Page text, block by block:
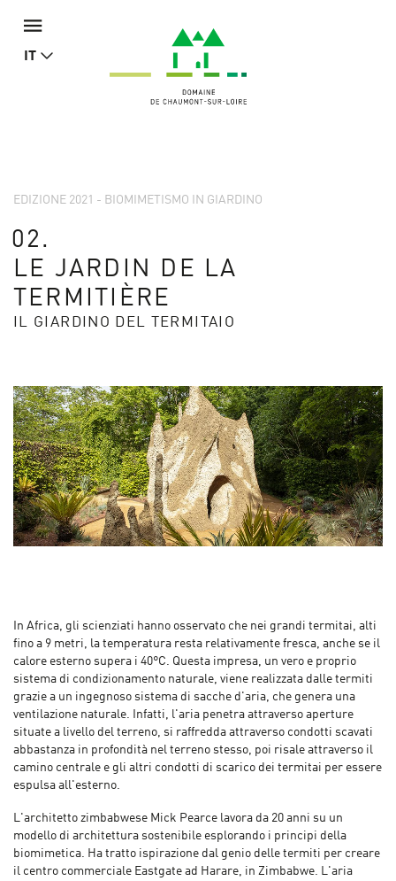
IT
EDIZIONE 2021 - BIOMIMETISMO IN GIARDINO
02.
LE JARDIN DE LA
TERMITIÈRE
IL GIARDINO DEL TERMITAIO
In Africa, gli scienziati hanno osservato che nei grandi termitai, alti
fino a 9 metri, la temperatura resta relativamente fresca, anche se il
calore esterno supera i 40°C. Questa impresa, un vero e proprio
sistema di condizionamento naturale, viene realizzata dalle termiti
grazie a un ingegnoso sistema di sacche d'aria, che genera una
ventilazione naturale. Infatti, l'aria penetra attraverso aperture
situate a livello del terreno, si raffredda attraverso condotti scavati
abbastanza in profondità nel terreno stesso, poi risale attraverso il
camino centrale e gli altri condotti di scarico dei termitai per essere
espulsa all'esterno.
L'architetto zimbabwese Mick Pearce lavora da 20 anni su un
modello di architettura sostenibile esplorando i principi della
biomimetica. Ha tratto ispirazione dal genio delle termiti per creare
il centro commerciale Eastgate ad Harare, in Zimbabwe. L'aria